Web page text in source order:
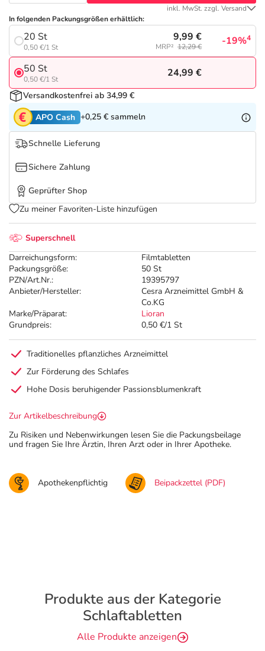
Tierapotheke
Vitamine & Mineralstoffe
Marken
Salus Deals
Superschnell
Darreichungsform:
Filmtabletten
Packungsgröße:
50 St
PZN/Art.Nr.:
19395797
Anbieter/Hersteller:
Cesra Arzneimittel GmbH &
Co.KG
Marke/Präparat:
Lioran
Grundpreis:
0,50 €/1 St
inkl. MwSt. zzgl. Versand
In folgenden Packungsgrößen erhältlich:
20 St
0,50 €/1 St
9,99 €
MRP² 12,29 € -19%4
50 St
0,50 €/1 St
24,99 €
Versandkostenfrei ab 34,99 €
APO Cash +0,25 € sammeln
Schnelle Lieferung
Sichere Zahlung
Geprüfter Shop
Zu meiner Favoriten-Liste hinzufügen
Traditionelles pflanzliches Arzneimittel
Zur Förderung des Schlafes
Hohe Dosis beruhigender Passionsblumenkraft
Zur Artikelbeschreibung
Zu Risiken und Nebenwirkungen lesen Sie die Packungsbeilage
und fragen Sie Ihre Ärztin, Ihren Arzt oder in Ihrer Apotheke.
Apothekenpflichtig Beipackzettel (PDF)
Produkte aus der Kategorie
Schlaftabletten
Alle Produkte anzeigen